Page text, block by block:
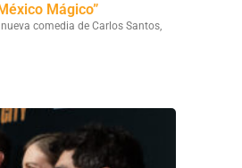
Mágico”
comedia de Carlos Santos,